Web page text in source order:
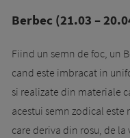
Berbec (21.03 –
Fiind un semn de foc, un
cand este imbracat in
si realizate din materiale
acestui semn zodical
care deriva din rosu, de